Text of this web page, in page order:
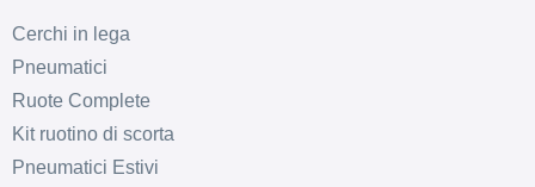
Cerchi in lega
Pneumatici
Ruote Complete
Kit ruotino di scorta
Pneumatici Estivi